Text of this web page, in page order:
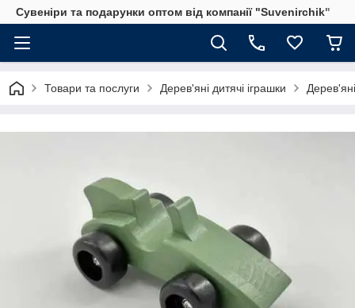
Сувеніри та подарунки оптом від компанії "Suvenirchik"
Товари та послуги Дерев'яні дитячі іграшки